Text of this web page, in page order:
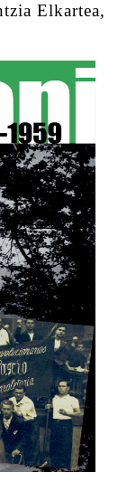
Elkartea,